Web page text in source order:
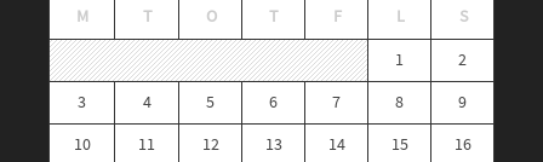
M T O T F L
S
1
2
3
4 5 6 7 8
9
10
11 12 13 14 15
16